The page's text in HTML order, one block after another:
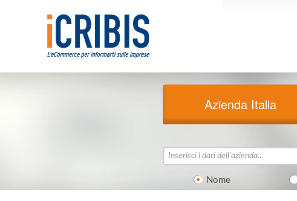
Azienda Italia
Nome